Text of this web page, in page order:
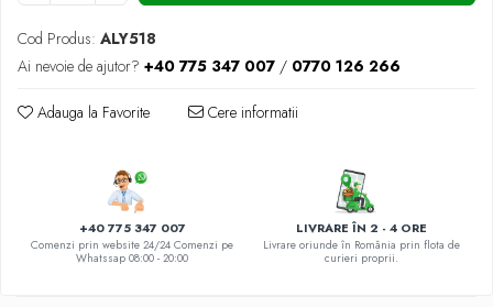
Cod Produs: ALY518
Ai nevoie de ajutor? +40 775 347 007 / 0770 126 266
Adauga la Favorite Cere informatii
+40 775 347 007
Comenzi prin website 24/24 Comenzi pe
Whatssap 08:00 - 20:00
LIVRARE ÎN 2 - 4 ORE
Livrare oriunde în România prin flota de
curieri proprii.